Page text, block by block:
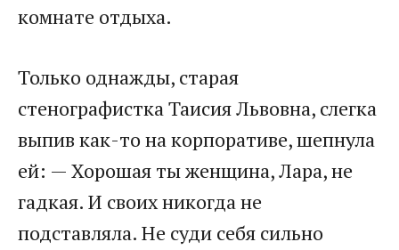
комнате отдыха.
Только однажды, старая
стенографистка Таисия Львовна, слегка
выпив как-то на корпоративе, шепнула
ей: — Хорошая ты женщина, Лара, не
гадкая. И своих никогда не
подставляла. Не суди себя сильно